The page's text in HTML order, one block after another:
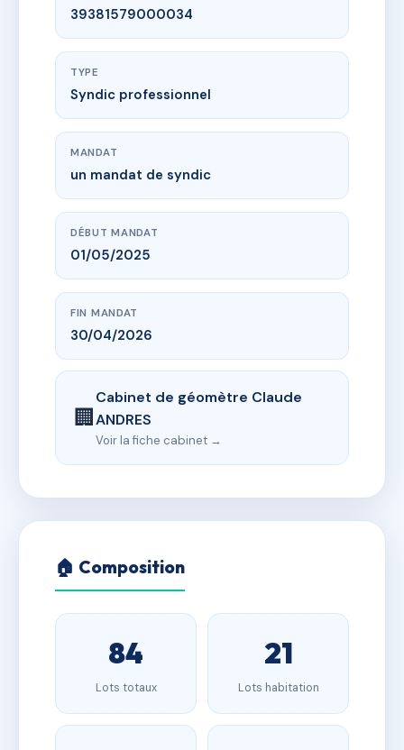
39381579000034
TYPE
Syndic professionnel
MANDAT
un mandat de syndic
DÉBUT MANDAT
01/05/2025
FIN MANDAT
30/04/2026
🏢
Cabinet de géomètre Claude
ANDRES
Voir la fiche cabinet →
🏠 Composition
84
Lots totaux
21
Lots habitation